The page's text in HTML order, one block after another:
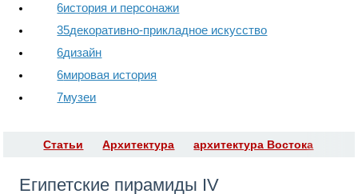
6история и персонажи
35декоративно-прикладное искусство
6дизайн
6мировая история
7музеи
Статьи Архитектура архитектура Востока
Египетские пирамиды IV